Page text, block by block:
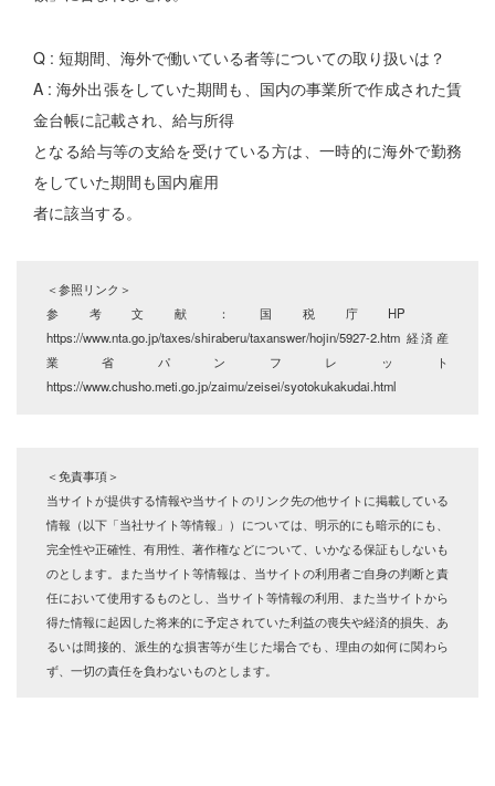
Q : 短期間、海外で働いている者等についての取り扱いは？
A : 海外出張をしていた期間も、国内の事業所で作成された賃
金台帳に記載され、給与所得
となる給与等の支給を受けている方は、一時的に海外で勤務
をしていた期間も国内雇用
者に該当する。
＜参照リンク＞
参考文献：国税庁HP
https://www.nta.go.jp/taxes/shiraberu/taxanswer/hojin/5927-2.htm 経済産
業省パンフレット
https://www.chusho.meti.go.jp/zaimu/zeisei/syotokukakudai.html
＜免責事項＞
当サイトが提供する情報や当サイトのリンク先の他サイトに掲載している
情報（以下「当社サイト等情報」）については、明示的にも暗示的にも、
完全性や正確性、有用性、著作権などについて、いかなる保証もしないも
のとします。また当サイト等情報は、当サイトの利用者ご自身の判断と責
任において使用するものとし、当サイト等情報の利用、また当サイトから
得た情報に起因した将来的に予定されていた利益の喪失や経済的損失、あ
るいは間接的、派生的な損害等が生じた場合でも、理由の如何に関わら
ず、一切の責任を負わないものとします。